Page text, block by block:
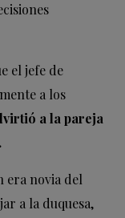
el jefe de
a los
a la pareja
era novia del
a la duquesa,